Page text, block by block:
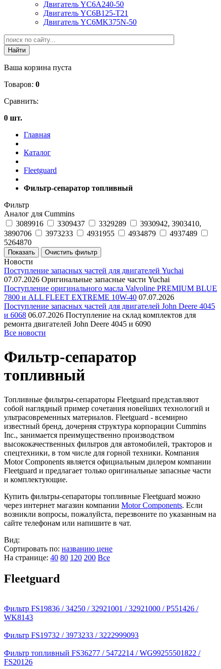
Двигатель YC6A240-50
Двигатель YC6B125-T21
Двигатель YC6MK375N-50
Ваша корзина пуста
Товаров: 0
Сравнить:
0 шт.
Главная
Каталог
Fleetguard
Фильтр-сепаратор топливный
Фильтр
Аналог для Cummins
3089916
3309437 3329289
3930942, 3903410,
3890706
3973233 4931955 4934879
4937489
5264870
Новости
Поступление запасных частей для двигателей Yuchai
07.07.2026 Оригинальные запасные части Yuchai
Поступление оригинального масла Valvoline PREMIUM BLUE
7800 и ALL FLEET EXTREME 10W-40 07.07.2026
Поступление запасных частей для двигателей John Deere 4045
и 6068 06.07.2026 Поступление на склад комплектов для
ремонта двигателей John Deere 4045 и 6090
Все новости
Фильтр-сепаратор
топливный
Топливные фильтры-сепараторы Fleetguard представляют
собой наглядный пример сочетания новейших технологий и
ультрасовременных материалов. Fleetguard - всемирно
известный бренд, дочерняя структура корпорации Cummins
Inc., занимается преимущественно производством
высококачественных фильтров для автомобилей, тракторов и
спецтехники, в том числе для горной техники. Компания
Motor Components является официальным дилером компании
Fleetguard и предлагает только оригинальные запасные части
и комплектующие.
Купить фильтры-сепараторы топливные Fleetguard можно
через интернет магазин компании Motor Components. Если
возникли вопросы, пожалуйста, перезвоните по указанным на
сайте телефонам или напишите в чат.
Вид:
Сортировать по: названию цене
На странице: 40 80 120 200 Все
Fleetguard
Фильтр FS19836 / 34250 / 32921001 / 32921000 / P551426 /
WK8143
Фильтр FS19732 / 3973233 / 3222999093
Фильтр топливный FS36277 / 5472214 / WG99255501822 /
FS20126